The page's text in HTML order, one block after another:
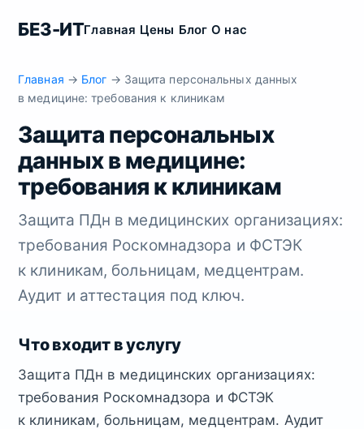
БЕЗ-ИТГлавная Цены Блог О нас
Главная → Блог → Защита персональных данных
в медицине: требования к клиникам
Защита персональных
данных в медицине:
требования к клиникам
Защита ПДн в медицинских организациях:
требования Роскомнадзора и ФСТЭК
к клиникам, больницам, медцентрам.
Аудит и аттестация под ключ.
Что входит в услугу
Защита ПДн в медицинских организациях:
требования Роскомнадзора и ФСТЭК
к клиникам, больницам, медцентрам. Аудит